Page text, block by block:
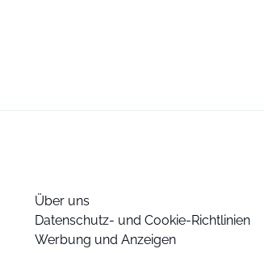
Über uns
Datenschutz- und Cookie-Richtlinien
Werbung und Anzeigen